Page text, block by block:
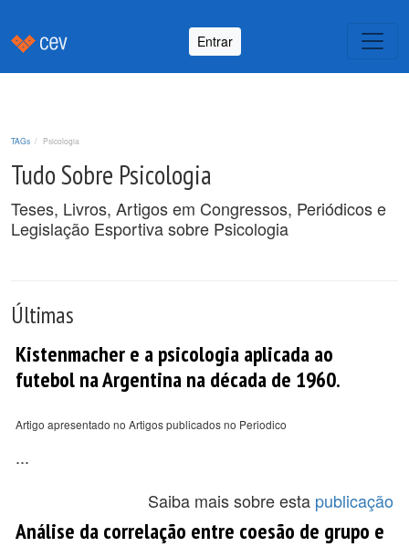
Entrar
TAGs Psicologia
Tudo Sobre Psicologia
Teses, Livros, Artigos em Congressos, Periódicos e
Legislação Esportiva sobre Psicologia
Últimas
Kistenmacher e a psicologia aplicada ao
futebol na Argentina na década de 1960.
Artigo apresentado no Artigos publicados no Periodico
...
Saiba mais sobre esta publicação
Análise da correlação entre coesão de grupo e